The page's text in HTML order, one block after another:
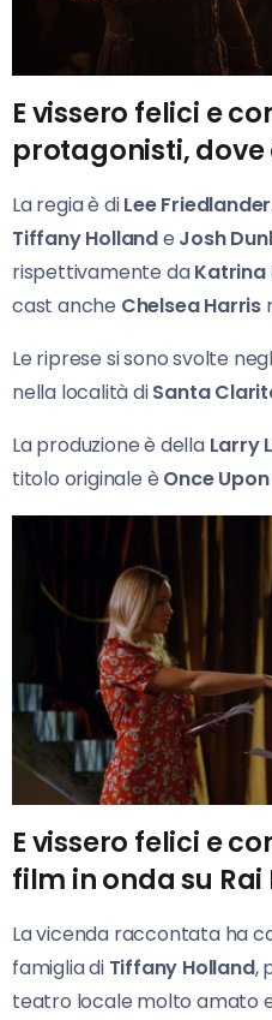
E vissero felici e
protagonisti, dove
La regia è diLee Friedlander
Tiffany Hollande Josh
rispettivamente daKatrina
cast anche Chelsea Harris
Le riprese si sono svolte
nella località diSanta
La produzione è della Larry
titolo originale è Once
E vissero felici e
film in onda su
La vicenda raccontata ha
famiglia di Tiffany Holland,
teatro locale molto amato